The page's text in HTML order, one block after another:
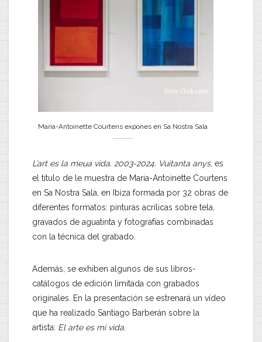
Maria-Antoinette Courtens expones en Sa Nostra Sala
L’art es la meua vida. 2003-2024. Vuitanta anys, es
el título de le muestra de Maria-Antoinette Courtens
en Sa Nostra Sala, en Ibiza formada por 32 obras de
diferentes formatos: pinturas acrílicas sobre tela,
gravados de aguatinta y fotografías combinadas
con la técnica del grabado.
Además, se exhiben algunos de sus libros-
catálogos de edición limitada con grabados
originales. En la presentación se estrenará un vídeo
que ha realizado Santiago Barberán sobre la
artista: El arte es mi vida